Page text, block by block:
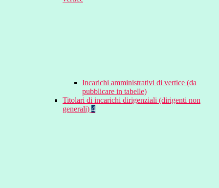
Incarichi amministrativi di vertice (da
pubblicare in tabelle)
Titolari di incarichi dirigenziali (dirigenti non
generali) 4